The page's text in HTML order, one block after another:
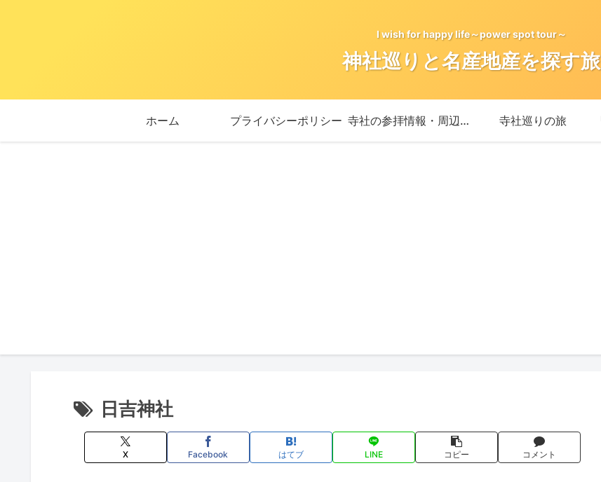
I wish for happy life～power spot tour～
神社巡りと名産地産を探す旅
ホーム プライバシーポリシー 寺社の参拝情報・周辺情報 寺社巡りの旅
日吉神社
X Facebook はてブ LINE コピー コメント